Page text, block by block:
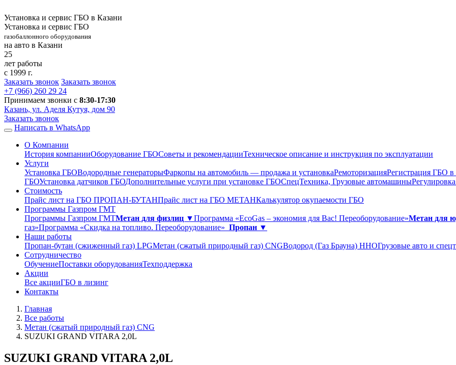
Установка и сервис ГБО в Казани
Установка и сервис ГБО
газобаллонного оборудования
на авто в Казани
25
лет работы
с 1999 г.
Заказать звонок Заказать звонок
+7 (966) 260 29 24
Принимаем звонки с 8:30-17:30
Казань, ул. Аделя Кутуя, дом 90
Заказать звонок
Написать в WhatsApp
О Компании
История компанииОборудование ГБОСоветы и рекомендацииТехническое описание и инструкция по эксплуатации
Услуги
Установка ГБОВодородные генераторыФаркопы на автомобиль — продажа и установкаРемоторизацияРегистрация ГБО
ГБОУстановка датчиков ГБОДополнительные услуги при установке ГБОСпецТехника, Грузовые автомашины
Стоимость
Прайс лист на ГБО ПРОПАН-БУТАНПрайс лист на ГБО МЕТАНКалькулятор окупаемости ГБО
Программы Газпром ГМТ
Программы Газпром ГМТМетан для физлиц ▼Программа «EcoGas – экономия для Вас! Переоборудование»Метан для
газ»Программа «Скидка на топливо. Переоборудование» Пропан ▼
Наши работы
Пропан-бутан (сжиженный газ) LPGМетан (сжатый природный газ) CNGВодород (Газ Брауна) ННОГрузовые авто и
Сотрудничество
ОбучениеПоставки оборудованияТехподдержка
Акции
Все акцииГБО в лизинг
Контакты
Главная
Все работы
Метан (сжатый природный газ) CNG
SUZUKI GRAND VITARA 2,0L
SUZUKI GRAND VITARA 2,0L